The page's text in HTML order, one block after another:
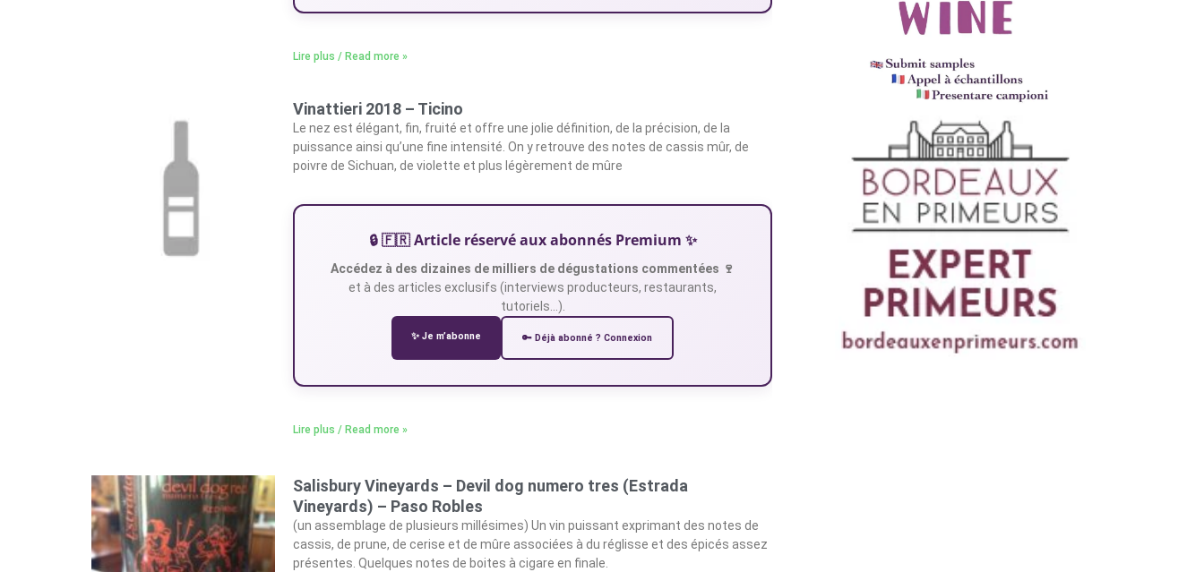
Lire plus / Read more »
Vinattieri 2018 – Ticino
Le nez est élégant, fin, fruité et offre une jolie définition, de la précision, de la
puissance ainsi qu’une fine intensité. On y retrouve des notes de cassis mûr, de
poivre de Sichuan, de violette et plus légèrement de mûre
🔒 🇫🇷 Article réservé aux abonnés Premium ✨
Accédez à des dizaines de milliers de dégustations commentées 🍷
et à des articles exclusifs (interviews producteurs, restaurants,
tutoriels…).
✨ Je m’abonne 🔑 Déjà abonné ? Connexion
Lire plus / Read more »
Salisbury Vineyards – Devil dog numero tres (Estrada
Vineyards) – Paso Robles
(un assemblage de plusieurs millésimes) Un vin puissant exprimant des notes de
cassis, de prune, de cerise et de mûre associées à du réglisse et des épicés assez
présentes. Quelques notes de boites à cigare en finale.